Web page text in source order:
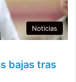
Noticias
bajas tras